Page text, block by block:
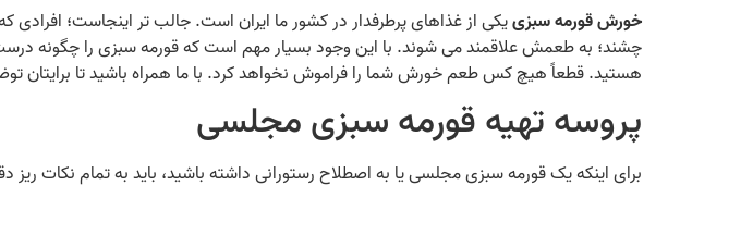
خورش قورمه سبزییکی از غذاهای پرطرفدار در کشور ما ایران است. جالب‌ تر اینجاست؛ افرادی که
چشند؛ به طعمش علاقمند می‌ شوند. با این وجود بسیار مهم است که قورمه سبزی را چگونه درست
هستید. قطعاً هیچ کس طعم خورش شما را فراموش نخواهد کرد. با ما همراه باشید تا
پروسه تهیه قورمه سبزی مجلسی
برای اینکه یک قورمه سبزی مجلسی یا به اصطلاح رستورانی داشته باشید، باید به تمام نکات ریز